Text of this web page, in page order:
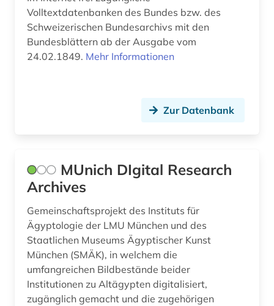
zentralasien (1)
ägypten (1)
ägypten (1)
österreichische nationalbibliothek (1)
Volltextdatenbanken des Bundes bzw. des
Schweizerischen Bundesarchivs mit den
Bundesblättern ab der Ausgabe vom
24.02.1849. Mehr Informationen
Zur Datenbank
MUnich DIgital Research
Archives
Gemeinschaftsprojekt des Instituts für
Ägyptologie der LMU München und des
Staatlichen Museums Ägyptischer Kunst
München (SMÄK), in welchem die
umfangreichen Bildbestände beider
Institutionen zu Altägypten digitalisiert,
zugänglich gemacht und die zugehörigen